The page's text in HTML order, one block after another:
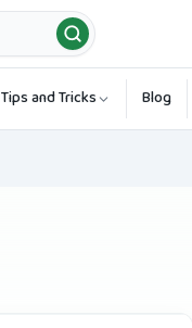
Tips and Tricks Blog